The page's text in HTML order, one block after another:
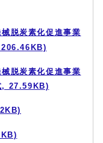
脱炭素化促進事業
206.46KB)
脱炭素化促進事業
, 27.59KB)